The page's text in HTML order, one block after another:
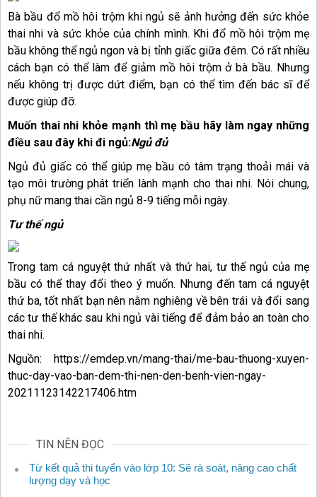
Bà bầu đổ mồ hôi trộm khi ngủ sẽ ảnh hưởng đến sức khỏe
thai nhi và sức khỏe của chính mình. Khi đổ mồ hôi trộm mẹ
bầu không thể ngủ ngon và bị tỉnh giấc giữa đêm. Có rất nhiều
cách bạn có thể làm để giảm mồ hôi trộm ở bà bầu. Nhưng
nếu không trị được dứt điểm, bạn có thể tìm đến bác sĩ để
được giúp đỡ.
Muốn thai nhi khỏe mạnh thì mẹ bầu hãy làm ngay những
điều sau đây khi đi ngủ:Ngủ đủ
Ngủ đủ giấc có thể giúp mẹ bầu có tâm trạng thoải mái và
tạo môi trường phát triển lành mạnh cho thai nhi. Nói chung,
phụ nữ mang thai cần ngủ 8-9 tiếng mỗi ngày.
Tư thế ngủ
Trong tam cá nguyệt thứ nhất và thứ hai, tư thế ngủ của mẹ
bầu có thể thay đổi theo ý muốn. Nhưng đến tam cá nguyệt
thứ ba, tốt nhất bạn nên nằm nghiêng về bên trái và đổi sang
các tư thế khác sau khi ngủ vài tiếng để đảm bảo an toàn cho
thai nhi.
Nguồn: https://emdep.vn/mang-thai/me-bau-thuong-xuyen-
thuc-day-vao-ban-dem-thi-nen-den-benh-vien-ngay-
20211123142217406.htm
TIN NÊN ĐỌC
Từ kết quả thi tuyển vào lớp 10: Sẽ rà soát, nâng cao chất
lượng dạy và học